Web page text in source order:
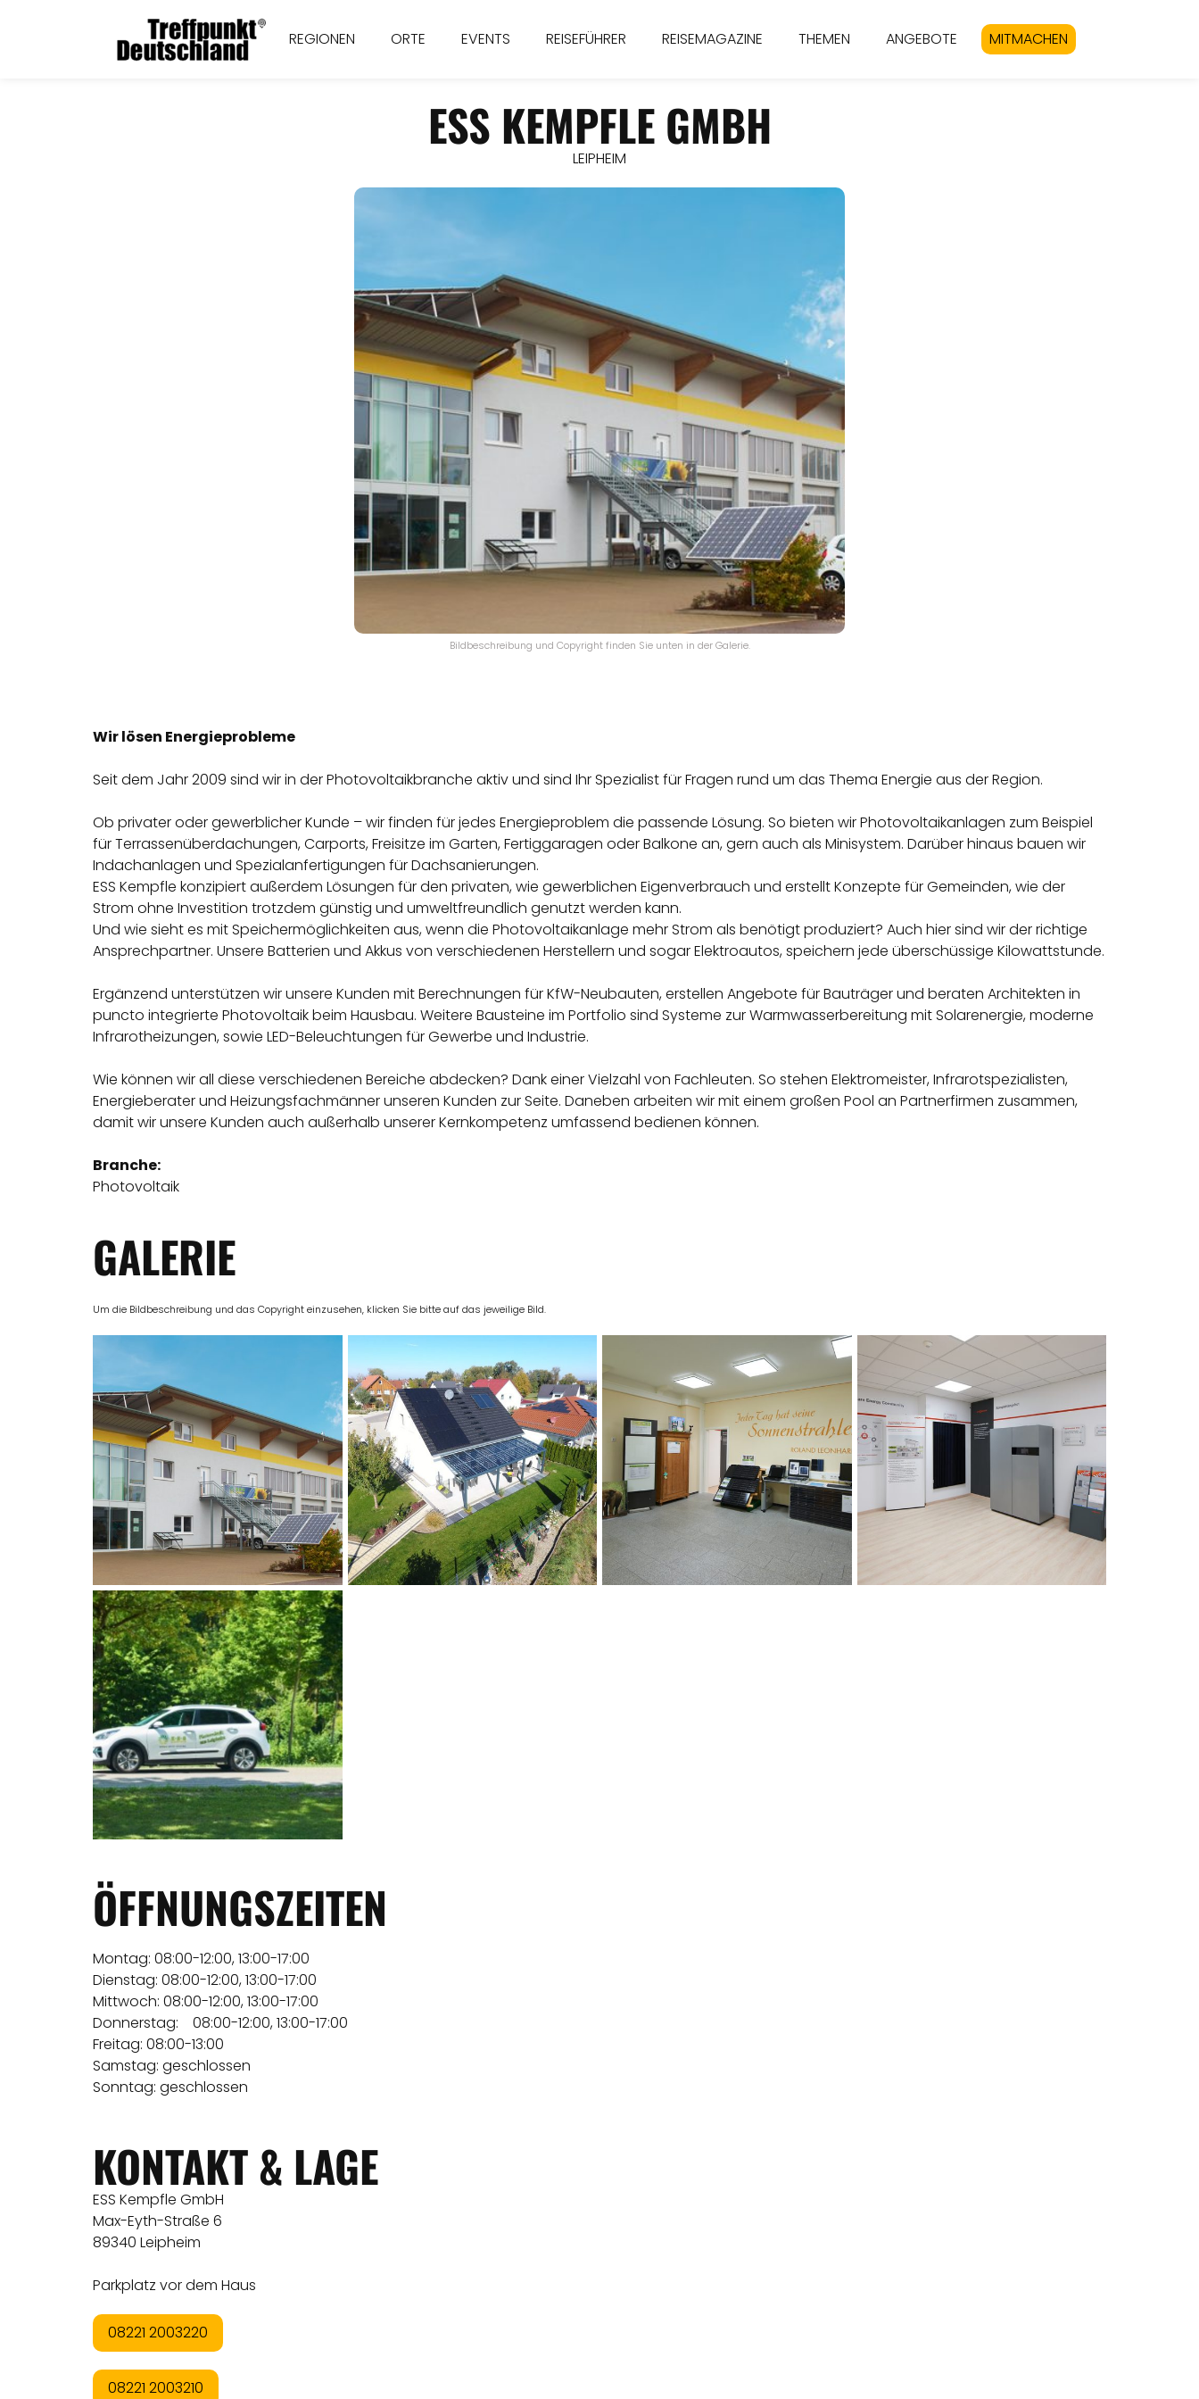
REGIONEN ORTE EVENTS REISEFÜHRER REISEMAGAZINE THEMEN ANGEBOTE MITMACHEN
ESS KEMPFLE GMBH
LEIPHEIM
Bildbeschreibung und Copyright finden Sie unten in der Galerie.
Wir lösen Energieprobleme
Seit dem Jahr 2009 sind wir in der Photovoltaikbranche aktiv und sind Ihr Spezialist für Fragen rund um das Thema Energie aus der Region.
Ob privater oder gewerblicher Kunde – wir finden für jedes Energieproblem die passende Lösung. So bieten wir Photovoltaikanlagen zum Beispiel
für Terrassenüberdachungen, Carports, Freisitze im Garten, Fertiggaragen oder Balkone an, gern auch als Minisystem. Darüber hinaus bauen wir
Indachanlagen und Spezialanfertigungen für Dachsanierungen.
ESS Kempfle konzipiert außerdem Lösungen für den privaten, wie gewerblichen Eigenverbrauch und erstellt Konzepte für Gemeinden, wie der
Strom ohne Investition trotzdem günstig und umweltfreundlich genutzt werden kann.
Und wie sieht es mit Speichermöglichkeiten aus, wenn die Photovoltaikanlage mehr Strom als benötigt produziert? Auch hier sind wir der richtige
Ansprechpartner. Unsere Batterien und Akkus von verschiedenen Herstellern und sogar Elektroautos, speichern jede überschüssige Kilowattstunde.
Ergänzend unterstützen wir unsere Kunden mit Berechnungen für KfW-Neubauten, erstellen Angebote für Bauträger und beraten Architekten in
puncto integrierte Photovoltaik beim Hausbau. Weitere Bausteine im Portfolio sind Systeme zur Warmwasserbereitung mit Solarenergie, moderne
Infrarotheizungen, sowie LED-Beleuchtungen für Gewerbe und Industrie.
Wie können wir all diese verschiedenen Bereiche abdecken? Dank einer Vielzahl von Fachleuten. So stehen Elektromeister, Infrarotspezialisten,
Energieberater und Heizungsfachmänner unseren Kunden zur Seite. Daneben arbeiten wir mit einem großen Pool an Partnerfirmen zusammen,
damit wir unsere Kunden auch außerhalb unserer Kernkompetenz umfassend bedienen können.
Branche:
Photovoltaik
GALERIE
Um die Bildbeschreibung und das Copyright einzusehen, klicken Sie bitte auf das jeweilige Bild.
ÖFFNUNGSZEITEN
Montag: 08:00-12:00, 13:00-17:00
Dienstag: 08:00-12:00, 13:00-17:00
Mittwoch: 08:00-12:00, 13:00-17:00
Donnerstag: 08:00-12:00, 13:00-17:00
Freitag: 08:00-13:00
Samstag: geschlossen
Sonntag: geschlossen
KONTAKT & LAGE
ESS Kempfle GmbH
Max-Eyth-Straße 6
89340 Leipheim
Parkplatz vor dem Haus
08221 2003220
08221 2003210